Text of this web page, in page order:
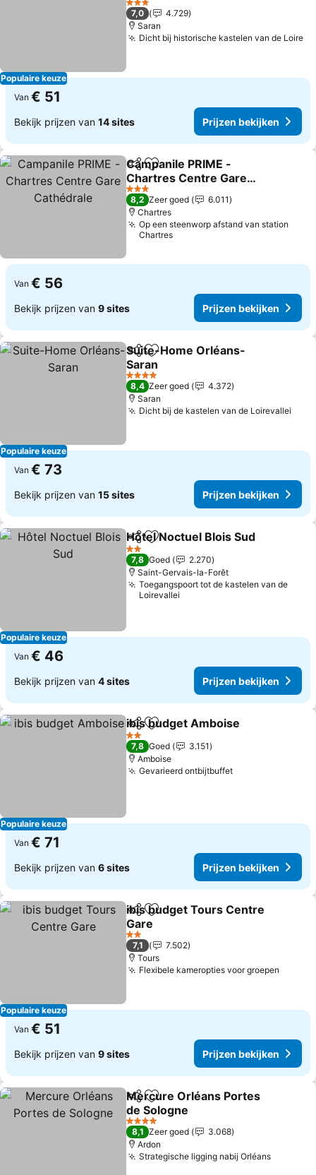
Populaire keuze
3 Sterren
7,0
4.729
Saran
Dicht bij historische kastelen van de Loire
Van € 51
Bekijk prijzen van 14 sites Prijzen bekijken
DelenToevoegen aan favorieten
Campanile PRIME -
Chartres Centre Gare
Cathédrale
3 Sterren
8,2 Zeer goed
6.011
Chartres
Op een steenworp afstand van station
Chartres
Van € 56
Bekijk prijzen van 9 sites Prijzen bekijken
Populaire keuze
DelenToevoegen aan favorieten
Suite-Home Orléans-
Saran
4 Sterren
8,4 Zeer goed
4.372
Saran
Dicht bij de kastelen van de Loirevallei
Van € 73
Bekijk prijzen van 15 sites Prijzen bekijken
Populaire keuze
DelenToevoegen aan favorieten
Hôtel Noctuel Blois Sud
2 Sterren
7,8 Goed
2.270
Saint-Gervais-la-Forêt
Toegangspoort tot de kastelen van de
Loirevallei
Van € 46
Bekijk prijzen van 4 sites Prijzen bekijken
Populaire keuze
DelenToevoegen aan favorieten
ibis budget Amboise
2 Sterren
7,8 Goed
3.151
Amboise
Gevarieerd ontbijtbuffet
Van € 71
Bekijk prijzen van 6 sites Prijzen bekijken
Populaire keuze
DelenToevoegen aan favorieten
ibis budget Tours Centre
Gare
2 Sterren
7,1
7.502
Tours
Flexibele kameropties voor groepen
Van € 51
Bekijk prijzen van 9 sites Prijzen bekijken
DelenToevoegen aan favorieten
Mercure Orléans Portes
de Sologne
4 Sterren
8,1 Zeer goed
3.068
Ardon
Strategische ligging nabij Orléans